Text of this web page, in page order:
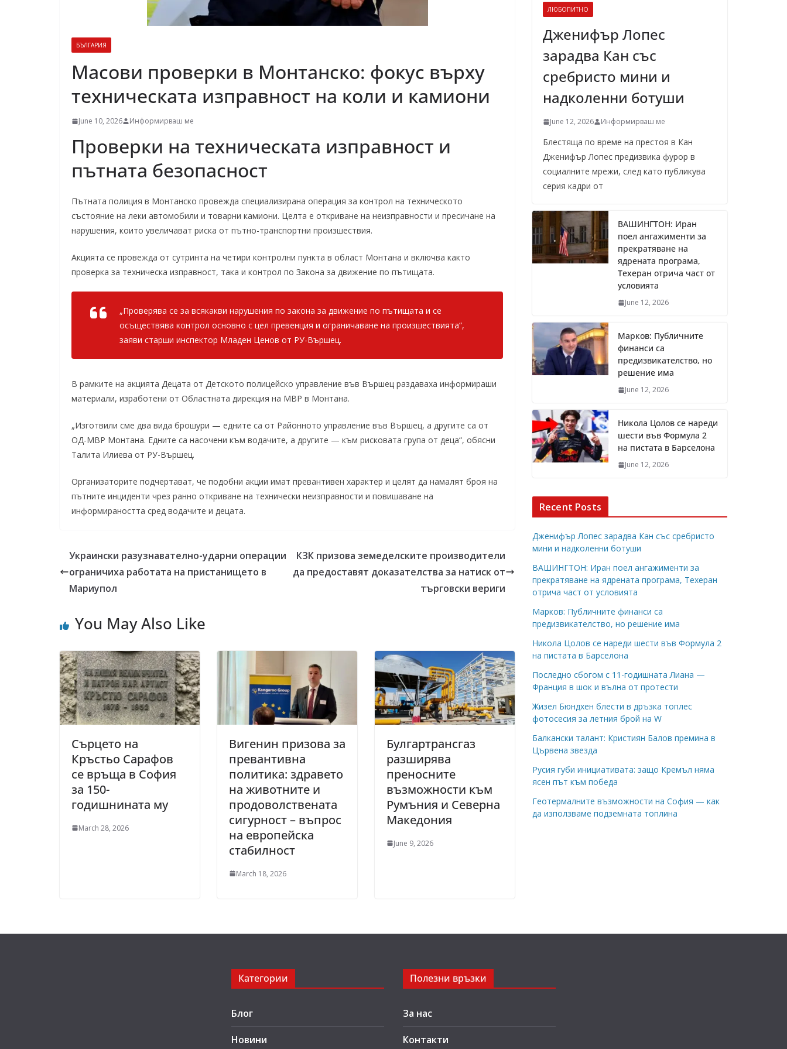
БЪЛГАРИЯ
Масови проверки в Монтанско: фокус върху
техническата изправност на коли и камиони
June 10, 2026 Информирваш ме
Проверки на техническата изправност и
пътната безопасност
Пътната полиция в Монтанско провежда специализирана операция за контрол на техническото
състояние на леки автомобили и товарни камиони. Целта е откриване на неизправности и пресичане на
нарушения, които увеличават риска от пътно-транспортни произшествия.
Акцията се провежда от сутринта на четири контролни пункта в област Монтана и включва както
проверка за техническа изправност, така и контрол по Закона за движение по пътищата.
„Проверява се за всякакви нарушения по закона за движение по пътищата и се
осъществява контрол основно с цел превенция и ограничаване на произшествията“,
заяви старши инспектор Младен Ценов от РУ-Вършец.
В рамките на акцията Децата от Детското полицейско управление във Вършец раздаваха информираши
материали, изработени от Областната дирекция на МВР в Монтана.
„Изготвили сме два вида брошури — едните са от Районното управление във Вършец, а другите са от
ОД-МВР Монтана. Едните са насочени към водачите, а другите — към рисковата група от деца“, обясни
Талита Илиева от РУ-Вършец.
Организаторите подчертават, че подобни акции имат превантивен характер и целят да намалят броя на
пътните инциденти чрез ранно откриване на технически неизправности и повишаване на
информираността сред водачите и децата.
Украински разузнавателно-ударни операции
ограничиха работата на пристанището в
Мариупол
КЗК призова земеделските производители
да предоставят доказателства за натиск от
търговски вериги
You May Also Like
Сърцето на
Кръстьо Сарафов
се връща в София
за 150-
годишнината му
March 28, 2026
Вигенин призова за
превантивна
политика: здравето
на животните и
продоволствената
сигурност – въпрос
на европейска
стабилност
March 18, 2026
Булгартрансгаз
разширява
преносните
възможности към
Румъния и Северна
Македония
June 9, 2026
ЛЮБОПИТНО
Дженифър Лопес
зарадва Кан със
сребристо мини и
надколенни ботуши
June 12, 2026 Информирваш ме
Блестяща по време на престоя в Кан
Дженифър Лопес предизвика фурор в
социалните мрежи, след като публикува
серия кадри от
ВАШИНГТОН: Иран
поел ангажименти за
прекратяване на
ядрената програма,
Техеран отрича част от
условията
June 12, 2026
Марков: Публичните
финанси са
предизвикателство, но
решение има
June 12, 2026
Никола Цолов се нареди
шести във Формула 2
на пистата в Барселона
June 12, 2026
Recent Posts
Дженифър Лопес зарадва Кан със сребристо
мини и надколенни ботуши
ВАШИНГТОН: Иран поел ангажименти за
прекратяване на ядрената програма, Техеран
отрича част от условията
Марков: Публичните финанси са
предизвикателство, но решение има
Никола Цолов се нареди шести във Формула 2
на пистата в Барселона
Последно сбогом с 11-годишната Лиана —
Франция в шок и вълна от протести
Жизел Бюндхен блести в дръзка топлес
фотосесия за летния брой на W
Балкански талант: Кристиян Балов премина в
Цървена звезда
Русия губи инициативата: защо Кремъл няма
ясен път към победа
Геотермалните възможности на София — как
да използваме подземната топлина
Категории
Блог
Новини
Полезни връзки
За нас
Контакти